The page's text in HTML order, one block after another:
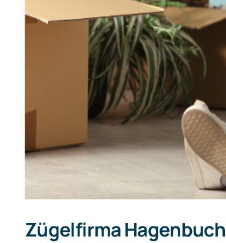
Zügelfirma Hagenbuch